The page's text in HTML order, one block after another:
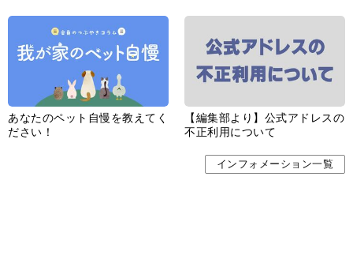
あなたのペット自慢を教えてく
ださい！
【編集部より】公式アドレスの
不正利用について
インフォメーション一覧